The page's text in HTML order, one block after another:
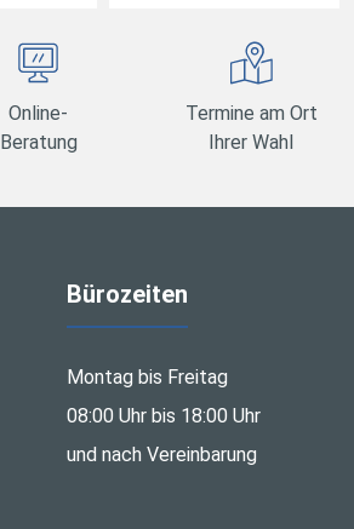
Online-
Beratung
Termine am Ort
Ihrer Wahl
Bürozeiten
Montag bis Freitag
08:00 Uhr bis 18:00 Uhr
und nach Vereinbarung